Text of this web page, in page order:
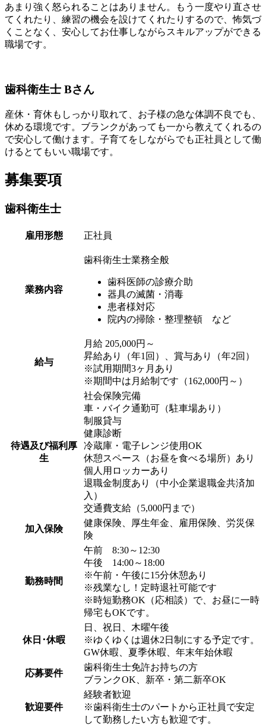
あまり強く怒られることはありません。もう一度やり直させ
てくれたり、練習の機会を設けてくれたりするので、怖気づ
くことなく、安心してお仕事しながらスキルアップができる
職場です。
歯科衛生士 Bさん
産休・育休もしっかり取れて、お子様の急な体調不良でも、
休める環境です。ブランクがあっても一から教えてくれるの
で安心して働けます。子育てをしながらでも正社員として働
けるとてもいい職場です。
募集要項
歯科衛生士
雇用形態 正社員
業務内容
歯科衛生士業務全般
歯科医師の診療介助
器具の滅菌・消毒
患者様対応
院内の掃除・整理整頓 など
給与
月給 205,000円～
昇給あり（年1回）、賞与あり（年2回）
※試用期間3ヶ月あり
※期間中は月給制です（162,000円～）
待遇及び福利厚
生
社会保険完備
車・バイク通勤可（駐車場あり）
制服貸与
健康診断
冷蔵庫・電子レンジ使用OK
休憩スペース（お昼を食べる場所）あり
個人用ロッカーあり
退職金制度あり（中小企業退職金共済加
入）
交通費支給（5,000円まで）
加入保険
健康保険、厚生年金、雇用保険、労災保
険
勤務時間
午前 8:30～12:30
午後 14:00～18:00
※午前・午後に15分休憩あり
※残業なし！定時退社可能です
※時短勤務OK（応相談）で、お昼に一時
帰宅もOKです。
休日･休暇
日、祝日、木曜午後
※ゆくゆくは週休2日制にする予定です。
GW休暇、夏季休暇、年末年始休暇
応募要件
歯科衛生士免許お持ちの方
ブランクOK、新卒・第二新卒OK
歓迎要件
経験者歓迎
※歯科衛生士のパートから正社員で安定
して勤務したい方も歓迎です。